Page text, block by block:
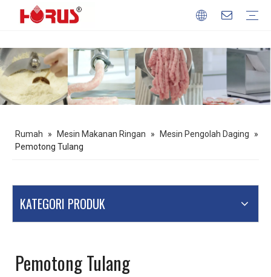
Rumah » Mesin Makanan Ringan » Mesin Pengolah Daging
»
Pemotong Tulang
KATEGORI PRODUK
Pemotong Tulang